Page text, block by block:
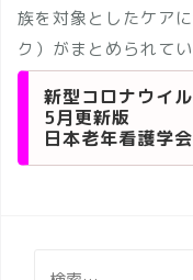
族を対象としたケア
ク）がまとめられてい
新型コロナウ
5月更新版
日本老年看護学会